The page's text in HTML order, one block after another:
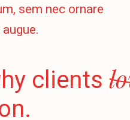
sem nec ornare
clients